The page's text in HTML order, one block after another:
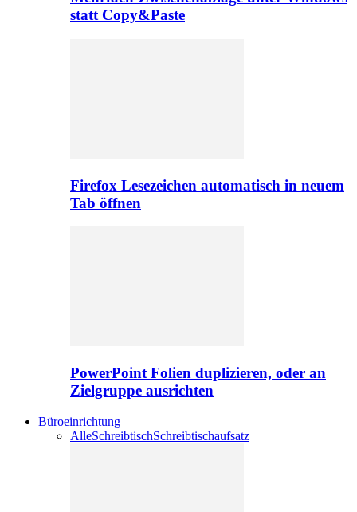
statt Copy&Paste
Firefox Lesezeichen automatisch in neuem
Tab öffnen
PowerPoint Folien duplizieren, oder an
Zielgruppe ausrichten
Büroeinrichtung
AlleSchreibtischSchreibtischaufsatz